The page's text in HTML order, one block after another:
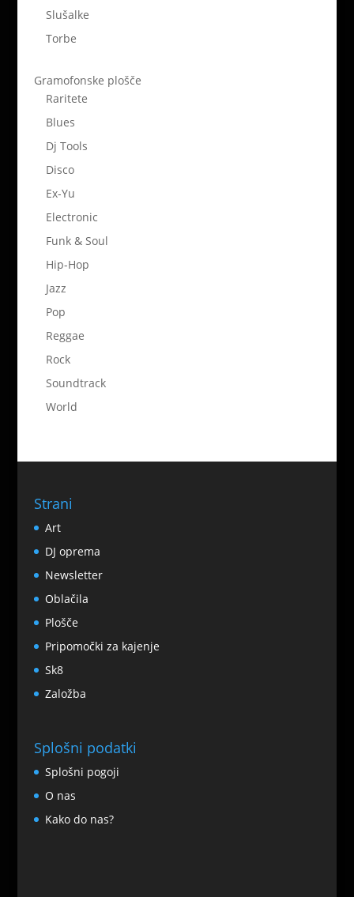
Slušalke
Torbe
Gramofonske plošče
Raritete
Blues
Dj Tools
Disco
Ex-Yu
Electronic
Funk & Soul
Hip-Hop
Jazz
Pop
Reggae
Rock
Soundtrack
World
Strani
Art
DJ oprema
Newsletter
Oblačila
Plošče
Pripomočki za kajenje
Sk8
Založba
Splošni podatki
Splošni pogoji
O nas
Kako do nas?